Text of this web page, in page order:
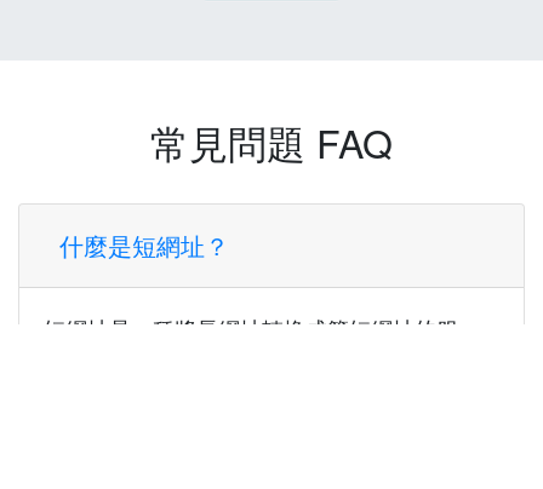
常見問題 FAQ
什麼是短網址？
短網址是一種將長網址轉換成簡短網址的服